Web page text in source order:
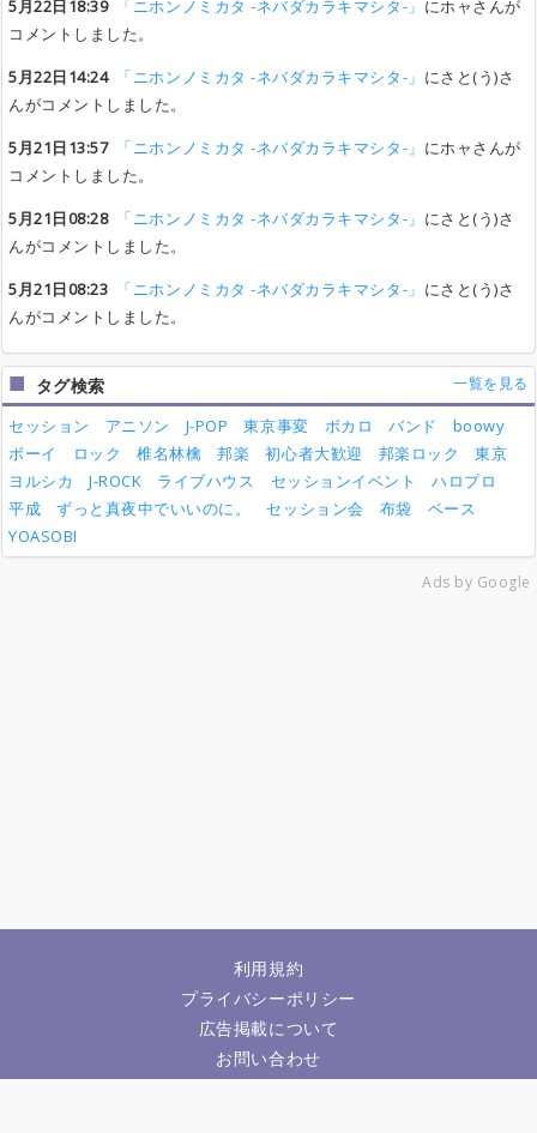
5月22日18:39 「ニホンノミカタ -ネバダカラキマシタ-」 にホャさんが
コメントしました。
5月22日14:24
「ニホンノミカタ -ネバダカラキマシタ-」 にさと(う)さ
んがコメントしました。
5月21日13:57
「ニホンノミカタ -ネバダカラキマシタ-」 にホャさんが
コメントしました。
5月21日08:28
「ニホンノミカタ -ネバダカラキマシタ-」 にさと(う)さ
んがコメントしました。
5月21日08:23
「ニホンノミカタ -ネバダカラキマシタ-」 にさと(う)さ
んがコメントしました。
タグ検索 一覧を見る
セッション アニソン J-POP 東京事変 ボカロ バンド
boowy
ボーイ
ロック 椎名林檎 邦楽 初心者大歓迎 邦楽ロック
東京
ヨルシカ
J-ROCK ライブハウス セッションイベント
ハロプロ
平成
ずっと真夜中でいいのに。 セッション会 布袋
ベース
YOASOBI
Ads by Google
利用規約
プライバシーポリシー
広告掲載について
お問い合わせ